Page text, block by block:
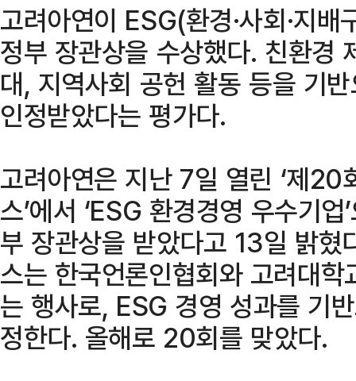
고려아연이 ESG(환경·사회·지
정부 장관상을 수상했다. 친환경
대, 지역사회 공헌 활동 등을 기
인정받았다는 평가다.
고려아연은 지난 7일 열린 ‘제
스’에서 ‘ESG 환경경영 우수기
부 장관상을 받았다고 13일 밝혔
스는 한국언론인협회와 고려대
는 행사로, ESG 경영 성과를 기
정한다. 올해로 20회를 맞았다.